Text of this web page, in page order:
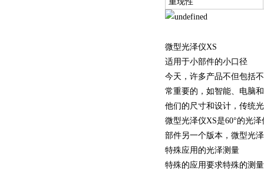
微型光泽仪XS
适用于小部件的小口径
今天，许多产品不但包括
常重要的，如智能、电脑
他们的尺寸和设计，传统
微型光泽仪XS是60°的光
部件另一个版本，微型光
特殊应用的光泽测量
特殊的应用要求特殊的测